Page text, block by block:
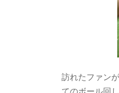
訪れたファン
てのボール回